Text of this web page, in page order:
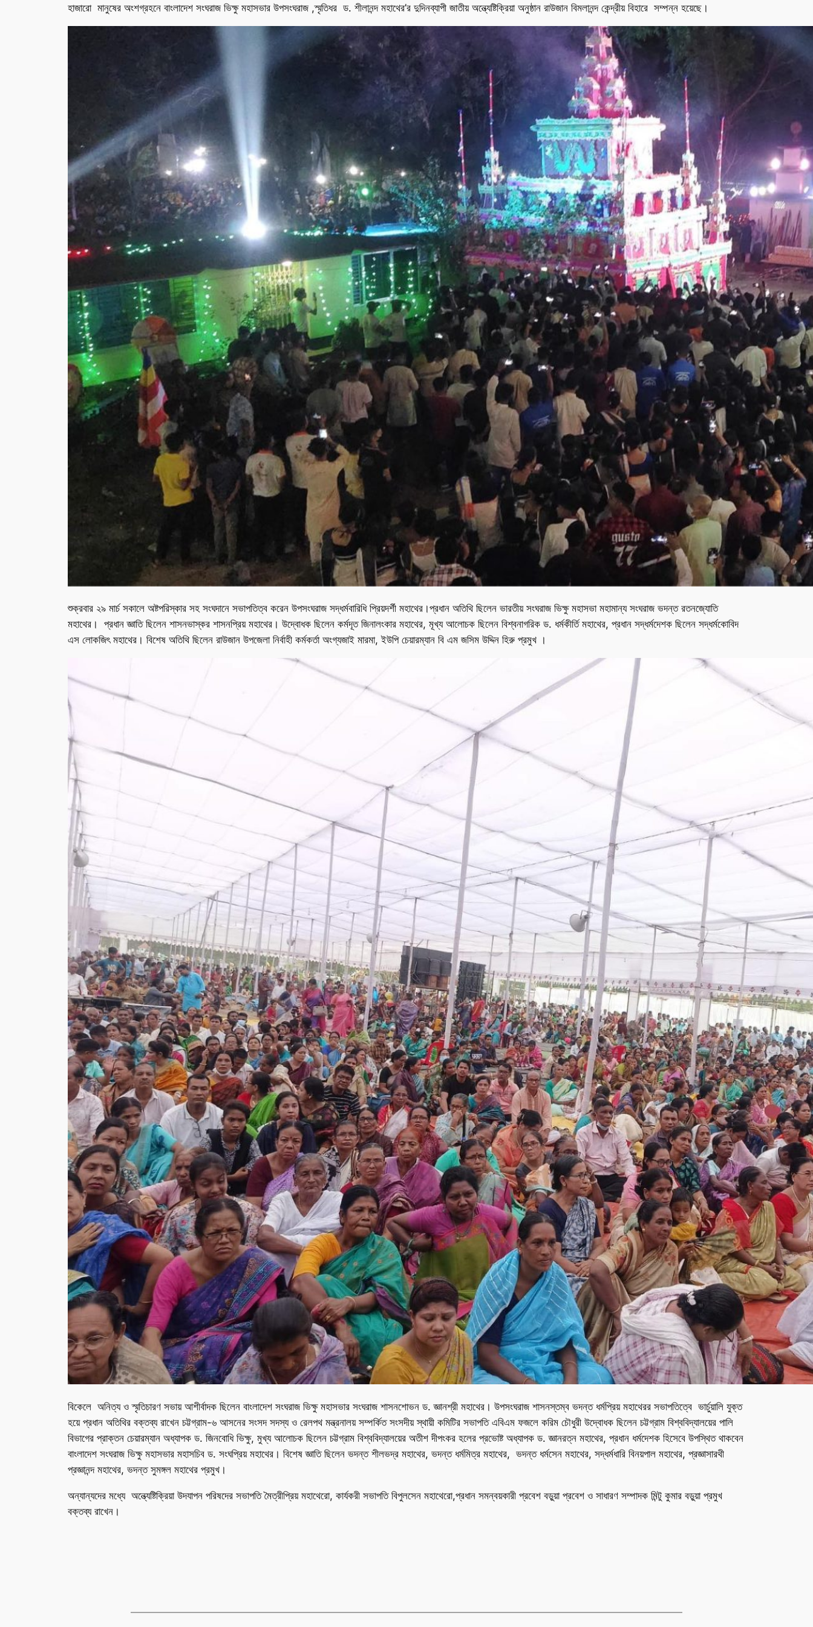
হাজারো মানুষের অংশগ্রহনে বাংলাদেশ সংঘরাজ ভিক্ষু মহাসভার উপসংঘরাজ ,স্মৃতিধর ড. শীলানন্দ মহাথের’র দুদিনব্যাপী জাতীয় অন্ত্যেষ্টিক্রিয়া অনুষ্ঠান রাউজান বিমলানন্দ কেন্দ্রীয় বিহারে সম্পন্ন হয়েছে।
শুক্রবার ২৯ মার্চ সকালে অষ্টপরিস্কার সহ সংঘদানে সভাপতিত্ব করেন উপসংঘরাজ সদ্ধর্মবারিধি প্রিয়দর্শী মহাথের।প্রধান অতিথি ছিলেন ভারতীয় সংঘরাজ ভিক্ষু মহাসভা মহামান্য সংঘরাজ ভদন্ত রতনজ্যোতি
মহাথের। প্রধান জ্ঞাতি ছিলেন শাসনভাস্কর শাসনপ্রিয় মহাথের। উদ্বোধক ছিলেন কর্মদূত জিনালংকার মহাথের, মূখ্য আলোচক ছিলেন বিশ্বনাগরিক ড. ধর্মকীর্তি মহাথের, প্রধান সদ্ধর্মদেশক ছিলেন সদ্ধর্মকোবিদ
এস লোকজিৎ মহাথের। বিশেষ অতিথি ছিলেন রাউজান উপজেলা নির্বাহী কর্মকর্তা অংগ্যজাই মারমা, ইউপি চেয়ারম্যান বি এম জসিম উদ্দিন হিরু প্রমুখ ।
বিকেলে অনিত্য ও স্মৃতিচারণ সভায় আশীর্বাদক ছিলেন বাংলাদেশ সংঘরাজ ভিক্ষু মহাসভার সংঘরাজ শাসনশোভন ড. জ্ঞানশ্রী মহাথের। উপসংঘরাজ শাসনস্তম্ব ভদন্ত ধর্মপ্রিয় মহাথেরর সভাপতিত্বে ভার্চুয়ালি যুক্ত
হয়ে প্রধান অতিথির বক্তব্য রাখেন চট্টগ্রাম-৬ আসনের সংসদ সদস্য ও রেলপথ মন্ত্রনালয় সম্পর্কিত সংসদীয় স্থায়ী কমিটির সভাপতি এবিএম ফজলে করিম চৌধুরী উদ্বোধক ছিলেন চট্টগ্রাম বিশ্ববিদ্যালয়ের পালি
বিভাগের প্রাক্তন চেয়ারম্যান অধ্যাপক ড. জিনবোধি ভিক্ষু, মুখ্য আলোচক ছিলেন চট্টগ্রাম বিশ্ববিদ্যালয়ের অতীশ দীপংকর হলের প্রভোষ্ট অধ্যাপক ড. জ্ঞানরত্ন মহাথের, প্রধান ধর্মদেশক হিসেবে উপস্থিত থাকবেন
বাংলাদেশ সংঘরাজ ভিক্ষু মহাসভার মহাসচিব ড. সংঘপ্রিয় মহাথের। বিশেষ জ্ঞাতি ছিলেন ভদন্ত শীলভদ্র মহাথের, ভদন্ত ধর্মমিত্র মহাথের, ভদন্ত ধর্মসেন মহাথের, সদ্ধর্মধারি বিনয়পাল মহাথের, প্রজ্ঞাসারথী
প্রজ্ঞানন্দ মহাথের, ভদন্ত সুমঙ্গল মহাথের প্রমুখ।
অন্যান্যদের মধ্যে অন্ত্যেষ্টিক্রিয়া উদযাপন পরিষদের সভাপতি মৈত্রীপ্রিয় মহাথেরো, কার্যকরী সভাপতি বিপুলসেন মহাথেরো,প্রধান সমন্বয়কারী প্রবেশ বড়ুয়া প্রবেশ ও সাধারণ সম্পাদক মিন্টু কুমার বড়ুয়া প্রমুখ
বক্তব্য রাখেন।